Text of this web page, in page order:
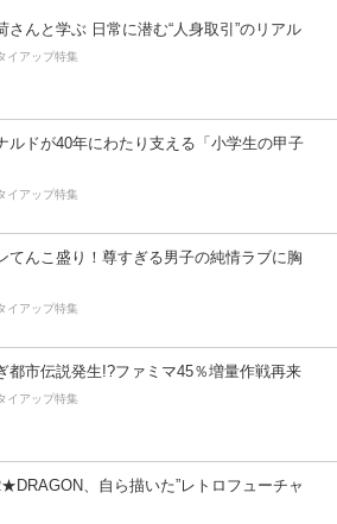
さんと学ぶ 日常に潜む“人身取引”のリアル
イアップ特集
ルドが40年にわたり支える「小学生の甲子
イアップ特集
てんこ盛り！尊すぎる男子の純情ラブに胸
イアップ特集
都市伝説発生!?ファミマ45％増量作戦再来
イアップ特集
、自ら描いた”レトロフューチャ